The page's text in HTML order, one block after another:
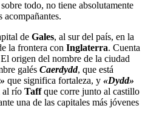
sobre todo, no tiene absolutamente
acompañantes.
de Gales, al sur del país, en la
la frontera con Inglaterra. Cuenta
origen del nombre de la ciudad
galés Caerdydd, que está
que significa fortaleza, y «Dydd»
al río Taffque corre junto al castillo
una de las capitales más jóvenes